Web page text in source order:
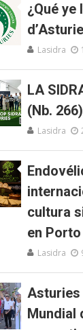
¿Qué ye
Lasidra
LA
(Nb. 266)
Lasidra
cultura
en Porto
Lasidra
Asturies
Mundial